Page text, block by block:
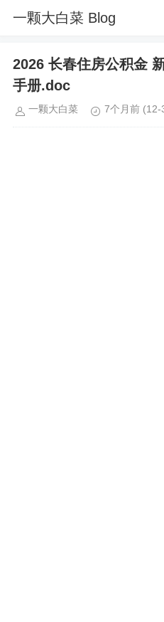
一颗大白菜 Blog
2026 长春住房公积金
手册.doc
一颗大白菜 7个月前 (12-